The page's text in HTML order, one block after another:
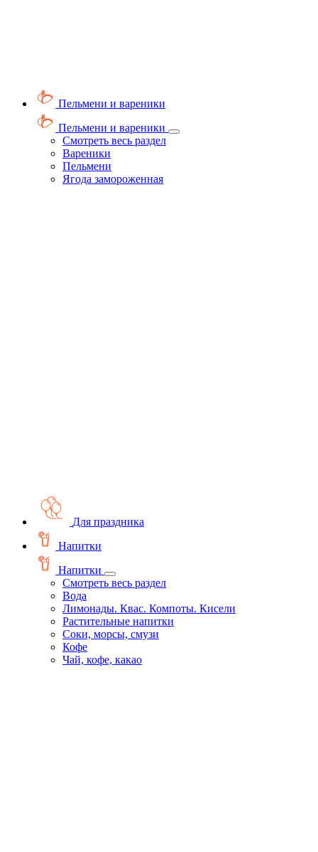
Пельмени и вареники
Пельмени и вареники
Смотреть весь раздел
Вареники
Пельмени
Ягода замороженная
Для праздника
Напитки
Напитки
Смотреть весь раздел
Вода
Лимонады. Квас. Компоты. Кисели
Растительные напитки
Соки, морсы, смузи
Кофе
Чай, кофе, какао